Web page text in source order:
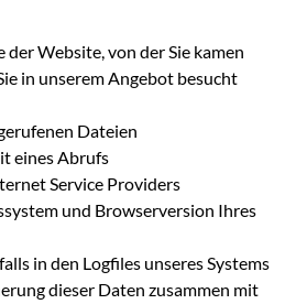
Website, von der Sie kamen
in unserem Angebot besucht
Dateien
eines Abrufs
Service Providers
und Browserversion Ihres
in den Logfiles unseres Systems
dieser Daten zusammen mit